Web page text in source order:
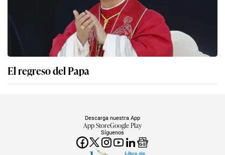
El regreso del Papa
Síguenos
Descarga nuestra App
App StoreGoogle Play